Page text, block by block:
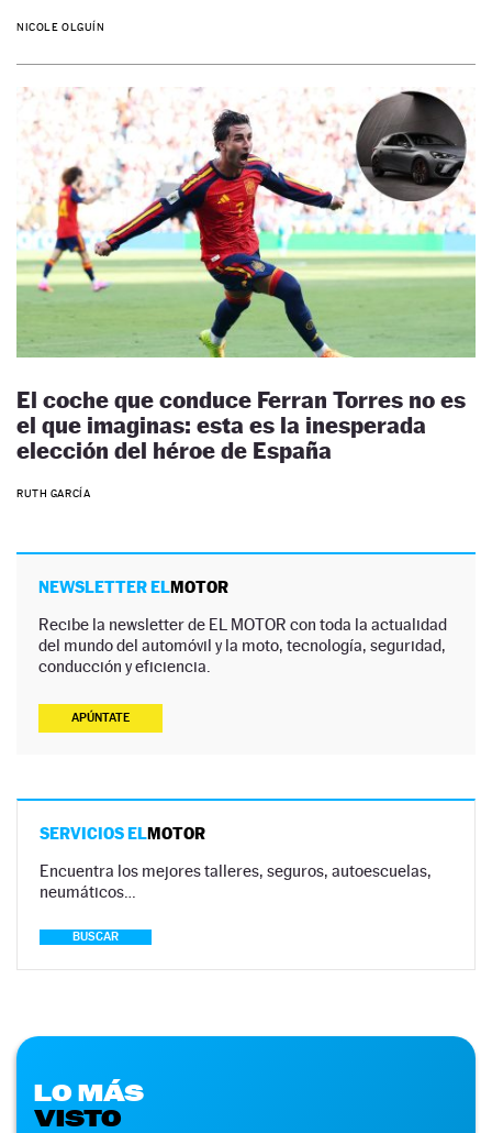
NICOLE OLGUÍN
El coche que conduce Ferran Torres no es
el que imaginas: esta es la inesperada
elección del héroe de España
RUTH GARCÍA
NEWSLETTER ELMOTOR
Recibe la newsletter de EL MOTOR con toda la actualidad
del mundo del automóvil y la moto, tecnología, seguridad,
conducción y eficiencia.
APÚNTATE
SERVICIOS ELMOTOR
Encuentra los mejores talleres, seguros, autoescuelas,
neumáticos…
BUSCAR
LO MÁS
VISTO